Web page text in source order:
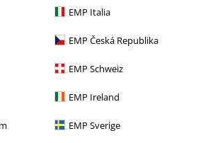
EMP Italia
EMP Česká Republika
EMP Schweiz
EMP Ireland
EMP Sverige
perfekt
für dich?